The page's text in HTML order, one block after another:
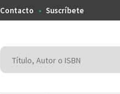
Contacto Suscríbete